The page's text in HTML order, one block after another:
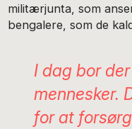
militærjunta, som
bengalere, som de
I dag bor
mennesker.
for at